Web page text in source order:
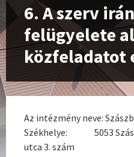
6. A szerv
felügyelete
közfeladatot
Az intézmény neve:
Székhelye: 5053
utca 3. szám